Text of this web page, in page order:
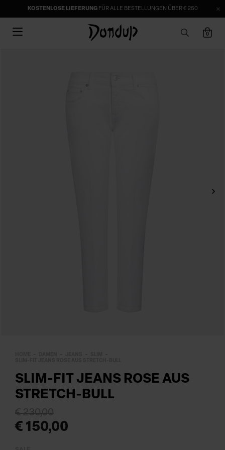
KOSTENLOSE LIEFERUNGFÜR ALLE BESTELLUNGEN ÜBER € 250
0
SLIM-FIT JEANS ROSE AUS
STRETCH-BULL
€ 150,00
€ 230,00